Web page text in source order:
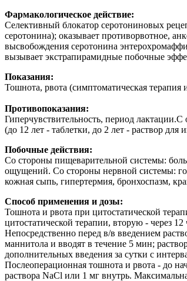
Фармакологическое действие:
Селективный блокатор серотониновых
серотонина); оказывает противорвотное,
высвобождения серотонина
вызывает экстрапирамидные побочные
Показания:
Тошнота, рвота (симптоматическая
Противопоказания:
Гиперчувствительность, период
(до 12 лет - таблетки, до 2 лет - раствор для
Побочные действия:
Со стороны пищеварительной системы:
ощущений. Со стороны нервной системы:
кожная сыпь, гипертермия, бронхоспазм,
Способ применения и дозы:
Тошнота и рвота при цитостатической
цитостатической терапии, вторую - через
Непосредственно перед в/в введением
маннитола и вводят в течение 5 мин;
дополнительных введения за сутки с
Послеоперационная тошнота и рвота - до
раствора NaCl или 1 мг внутрь.